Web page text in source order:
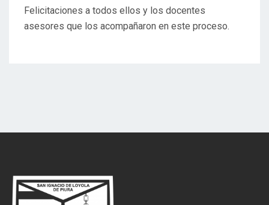
Felicitaciones a todos ellos y los docentes
asesores que los acompañaron en este proceso.